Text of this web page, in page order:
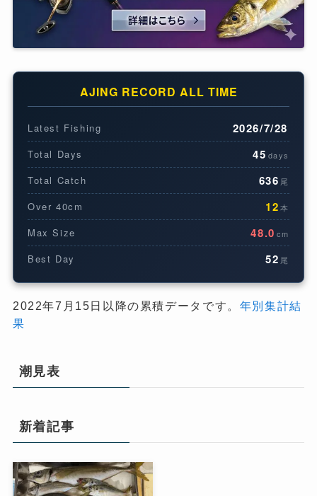
AJING RECORD ALL TIME
Latest Fishing 2026/7/28
Total Days 45 days
Total Catch 636 尾
Over 40cm 12 本
Max Size 48.0 cm
Best Day 52 尾
2022年7月15日以降の累積データです。 年別集計結
果
潮見表
新着記事